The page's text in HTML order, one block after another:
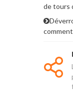
de tours